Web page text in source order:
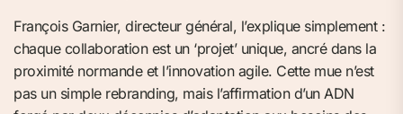
François Garnier, directeur général, l’explique simplement :
chaque collaboration est un ‘projet’ unique, ancré dans la
proximité normande et l’innovation agile. Cette mue n’est
pas un simple rebranding, mais l’affirmation d’un ADN